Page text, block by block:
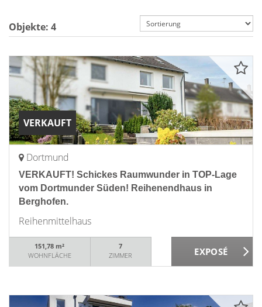
Objekte: 4
VERKAUFT
Dortmund
VERKAUFT! Schickes Raumwunder in TOP-Lage
vom Dortmunder Süden! Reihenendhaus in
Berghofen.
Reihenmittelhaus
151,78 m²
WOHNFLÄCHE
7
ZIMMER